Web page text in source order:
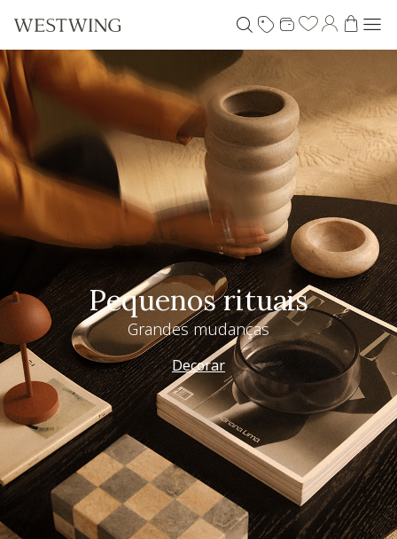
Pequenos rituais
Grandes mudanças
Decorar